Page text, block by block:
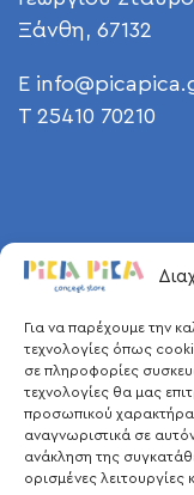
Για να παρέχουμε την
τεχνολογίες όπως
σε πληροφορίες
τεχνολογίες θα μας
προσωπικού
αναγνωριστικά σε
ανάκληση της
ορισμένες λειτουργίες
Ξάνθη, 67132
E
T 25410 70210